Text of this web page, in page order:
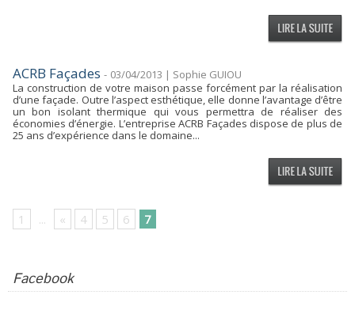
ACRB Façades - 03/04/2013 | Sophie GUIOU
La construction de votre maison passe forcément par la réalisation
d’une façade. Outre l’aspect esthétique, elle donne l’avantage d’être
un bon isolant thermique qui vous permettra de réaliser des
économies d’énergie. L’entreprise ACRB Façades dispose de plus de
25 ans d’expérience dans le domaine...
1 ... « 4 5 6 7
Facebook